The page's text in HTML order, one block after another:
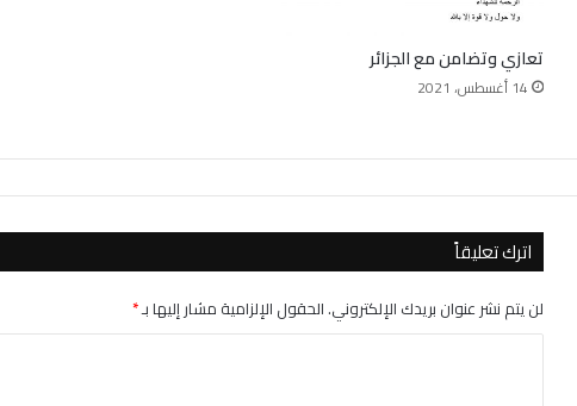
تعازي وتضامن مع الجزائر
14 أغسطس، 2021
اترك تعليقاً
لن يتم نشر عنوان بريدك الإلكتروني.الحقول الإلزامية مشار إليها بـ*